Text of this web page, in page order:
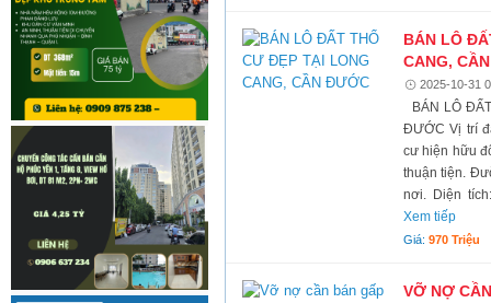
BÁN LÔ
CANG,
2025-10-31
BÁN LÔ
ĐƯỚC Vị trí
cư hiện hữu
thuận tiện.
nơi. Diện
Xem tiếp
Giá:970 Triệu
VỠ NỢ